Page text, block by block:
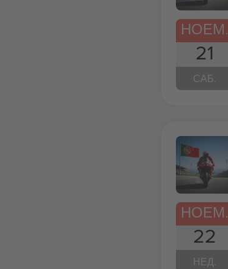
НОЕМ.
21
САБ.
НОЕМ.
22
НЕД.